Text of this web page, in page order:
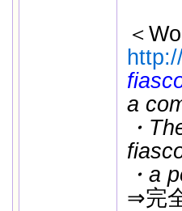
＜
a
・
・a
⇒完